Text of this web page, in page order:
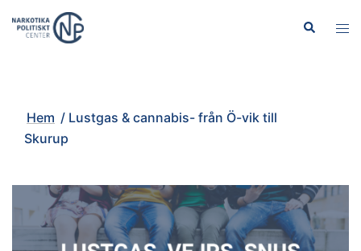
Sök
Slå
Hem / Lustgas & cannabis- från Ö-vik till
Skurup